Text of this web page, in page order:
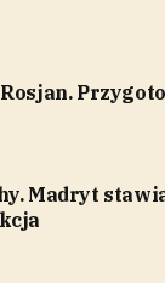
Madryt